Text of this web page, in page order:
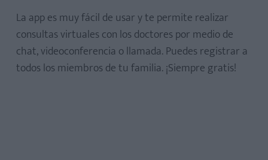
La app es muy fácil de usar y te permite realizar
consultas virtuales con los doctores por medio de
chat, videoconferencia o llamada. Puedes registrar a
todos los miembros de tu familia. ¡Siempre gratis!